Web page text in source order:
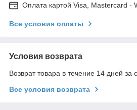
Оплата картой Visa, Mastercard -
Все условия оплаты
Условия возврата
Возврат товара в течение 14 дней за
Все условия возврата